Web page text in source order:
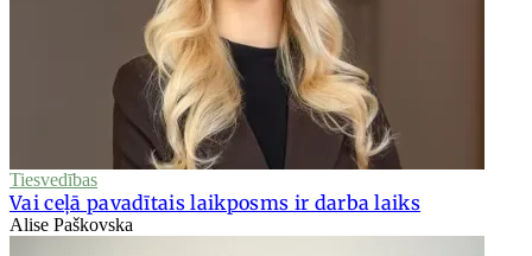
Tiesvedības
Vai ceļā pavadītais laikposms ir darba laiks
Alise Paškovska